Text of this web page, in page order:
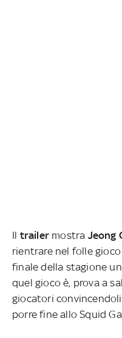
Il trailer mostra Jeong
rientrare nel folle
finale della stagione
quel gioco è, prova a
giocatori
porre fine allo Squid